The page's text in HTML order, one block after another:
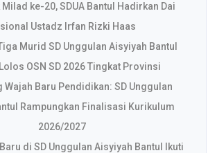
ke-20, SDUA Bantul Hadirkan Dai
Ustadz Irfan Rizki Haas
Murid SD Unggulan Aisyiyah Bantul
OSN SD 2026 Tingkat Provinsi
Wajah Baru Pendidikan: SD Unggulan
Rampungkan Finalisasi Kurikulum
2026/2027
di SD Unggulan Aisyiyah Bantul Ikuti